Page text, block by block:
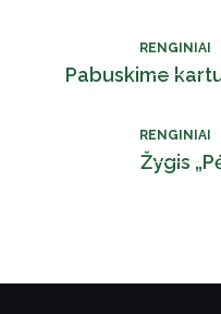
RENGINIAI
Pabuskime
RENGINIAI
Žygis